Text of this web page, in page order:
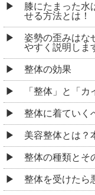
膝にたまった水
せる方法とは！
姿勢の歪みはな
やすく説明しま
整体の効果
「整体」と「
整体に着ていく
美容整体とは？
整体の種類とそ
整体を受けたら